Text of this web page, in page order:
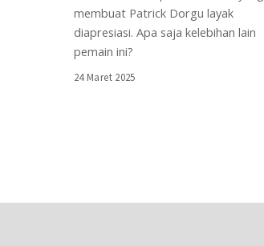
membuat Patrick Dorgu layak
diapresiasi. Apa saja kelebihan lain
pemain ini?
24 Maret 2025